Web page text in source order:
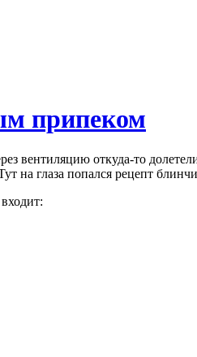
припеком
вентиляцию откуда-то
на глаза попался рецепт